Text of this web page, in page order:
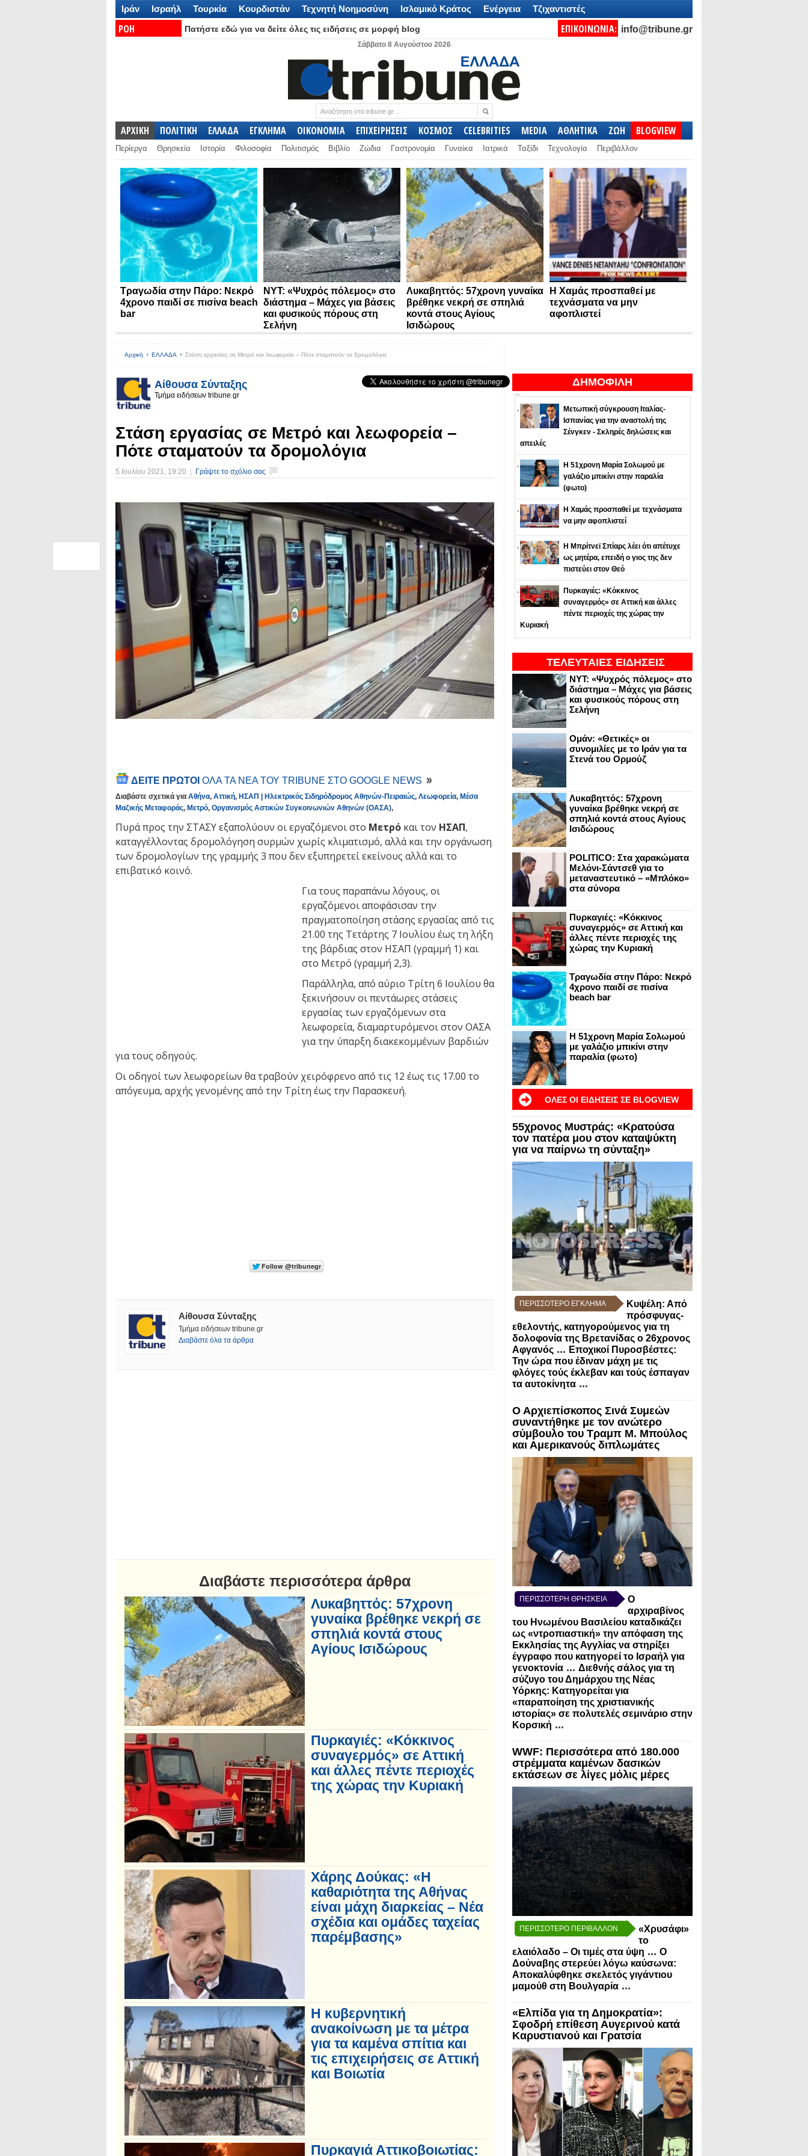
Ιράν Ισραήλ Τουρκία Κουρδιστάν Τεχνητή Νοημοσύνη Ισλαμικό Κράτος Ενέργεια Τζιχαντιστές
ΡΟΗ
Πατήστε εδώ για να δείτε όλες τις ειδήσεις σε μορφή blog ΕΠΙΚΟΙΝΩΝΙΑ: info@tribune.gr
Σάββατο 8 Αυγούστου 2026
ΑΡΧΙΚΗ ΠΟΛΙΤΙΚΗ ΕΛΛΑΔΑ ΕΓΚΛΗΜΑ ΟΙΚΟΝΟΜΙΑ ΕΠΙΧΕΙΡΗΣΕΙΣ ΚΟΣΜΟΣ CELEBRITIES MEDIA ΑΘΛΗΤΙΚΑ ΖΩΗ BLOGVIEW
Περίεργα Θρησκεία Ιστορία Φιλοσοφία Πολιτισμός Βιβλίο Ζώδια Γαστρονομία Γυναίκα Ιατρικά Ταξίδι Τεχνολογία Περιβάλλον
Τραγωδία στην Πάρο: Νεκρό
4χρονο παιδί σε πισίνα beach
bar
NYT: «Ψυχρός πόλεμος» στο
διάστημα – Μάχες για βάσεις
και φυσικούς πόρους στη
Σελήνη
Λυκαβηττός: 57χρονη γυναίκα
βρέθηκε νεκρή σε σπηλιά
κοντά στους Αγίους
Ισιδώρους
Η Χαμάς προσπαθεί με
τεχνάσματα να μην
αφοπλιστεί
ΔΗΜΟΦΙΛΗ
Μετωπική σύγκρουση Ιταλίας-
Ισπανίας για την αναστολή της
Σένγκεν - Σκληρές δηλώσεις και
απειλές
Η 51χρονη Μαρία Σολωμού με
γαλάζιο μπικίνι στην παραλία
(φωτο)
Η Χαμάς προσπαθεί με τεχνάσματα
να μην αφοπλιστεί
Η Μπρίτνεϊ Σπίαρς λέει ότι απέτυχε
ως μητέρα, επειδή ο γιος της δεν
πιστεύει στον Θεό
Πυρκαγιές: «Κόκκινος
συναγερμός» σε Αττική και άλλες
πέντε περιοχές της χώρας την
Κυριακή
ΤΕΛΕΥΤΑΙΕΣ ΕΙΔΗΣΕΙΣ
NYT: «Ψυχρός πόλεμος» στο
διάστημα – Μάχες για βάσεις
και φυσικούς πόρους στη
Σελήνη
Ομάν: «Θετικές» οι
συνομιλίες με το Ιράν για τα
Στενά του Ορμούζ
Λυκαβηττός: 57χρονη
γυναίκα βρέθηκε νεκρή σε
σπηλιά κοντά στους Αγίους
Ισιδώρους
POLITICO: Στα χαρακώματα
Μελόνι-Σάντσεθ για το
μεταναστευτικό – «Μπλόκο»
στα σύνορα
Πυρκαγιές: «Κόκκινος
συναγερμός» σε Αττική και
άλλες πέντε περιοχές της
χώρας την Κυριακή
Τραγωδία στην Πάρο: Νεκρό
4χρονο παιδί σε πισίνα
beach bar
Η 51χρονη Μαρία Σολωμού
με γαλάζιο μπικίνι στην
παραλία (φωτο)
ΟΛΕΣ ΟΙ ΕΙΔΗΣΕΙΣ ΣΕ BLOGVIEW
55χρονος Μυστράς: «Κρατούσα
τον πατέρα μου στον καταψύκτη
για να παίρνω τη σύνταξη»
ΠΕΡΙΣΣΟΤΕΡΟ ΕΓΚΛΗΜΑ
Κυψέλη: Από
πρόσφυγας-
εθελοντής, κατηγορούμενος για τη
δολοφονία της Βρετανίδας ο 26χρονος
Αφγανός ... Εποχικοί Πυροσβέστες:
Την ώρα που έδιναν μάχη με τις
φλόγες τούς έκλεβαν και τούς έσπαγαν
τα αυτοκίνητα ...
Ο Αρχιεπίσκοπος Σινά Συμεών
συναντήθηκε με τον ανώτερο
σύμβουλο του Τραμπ Μ. Μπούλος
και Αμερικανούς διπλωμάτες
ΠΕΡΙΣΣΟΤΕΡΗ ΘΡΗΣΚΕΙΑ
Ο
αρχιραβίνος
του Ηνωμένου Βασιλείου καταδικάζει
ως «ντροπιαστική» την απόφαση της
Εκκλησίας της Αγγλίας να στηρίξει
έγγραφο που κατηγορεί το Ισραήλ για
γενοκτονία ... Διεθνής σάλος για τη
σύζυγο του Δημάρχου της Νέας
Υόρκης: Κατηγορείται για
«παραποίηση της χριστιανικής
ιστορίας» σε πολυτελές σεμινάριο στην
Κορσική ...
WWF: Περισσότερα από 180.000
στρέμματα καμένων δασικών
εκτάσεων σε λίγες μόλις μέρες
ΠΕΡΙΣΣΟΤΕΡΟ ΠΕΡΙΒΑΛΛΟΝ
«Χρυσάφι»
το
ελαιόλαδο – Οι τιμές στα ύψη ... Ο
Δούναβης στερεύει λόγω καύσωνα:
Αποκαλύφθηκε σκελετός γιγάντιου
μαμούθ στη Βουλγαρία ...
«Ελπίδα για τη Δημοκρατία»:
Σφοδρή επίθεση Αυγερινού κατά
Καρυστιανού και Γρατσία
Αρχική ΕΛΛΑΔΑ Στάση εργασίας σε Mετρό και λεωφορεία – Πότε σταματούν τα δρομολόγια
Αίθουσα Σύνταξης
Τμήμα ειδήσεων tribune.gr
Στάση εργασίας σε Mετρό και λεωφορεία –
Πότε σταματούν τα δρομολόγια
5 Ιουλίου 2021, 19:20 Γράψτε το σχόλιο σας
ΔΕΙΤΕ ΠΡΩΤΟΙ ΟΛΑ ΤΑ ΝΕΑ ΤΟΥ TRIBUNE ΣΤΟ GOOGLE NEWS
Διαβάστε σχετικά για Αθήνα, Αττική, ΗΣΑΠ | Ηλεκτρικός Σιδηρόδρομος Αθηνών-Πειραιώς, Λεωφορεία, Μέσα
Μαζικής Μεταφοράς, Μετρό, Οργανισμός Αστικών Συγκοινωνιών Αθηνών (ΟΑΣΑ),
Πυρά προς την ΣΤΑΣΥ εξαπολύουν οι εργαζόμενοι στο Μετρό και τον ΗΣΑΠ,
καταγγέλλοντας δρομολόγηση συρμών χωρίς κλιματισμό, αλλά και την οργάνωση
των δρομολογίων της γραμμής 3 που δεν εξυπηρετεί εκείνους αλλά και το
επιβατικό κοινό.
Για τους παραπάνω λόγους, οι
εργαζόμενοι αποφάσισαν την
πραγματοποίηση στάσης εργασίας από τις
21.00 της Τετάρτης 7 Ιουλίου έως τη λήξη
της βάρδιας στον ΗΣΑΠ (γραμμή 1) και
στο Μετρό (γραμμή 2,3).
Παράλληλα, από αύριο Τρίτη 6 Ιουλίου θα
ξεκινήσουν οι πεντάωρες στάσεις
εργασίας των εργαζόμενων στα
λεωφορεία, διαμαρτυρόμενοι στον ΟΑΣΑ
για την ύπαρξη διακεκομμένων βαρδιών
για τους οδηγούς.
Οι οδηγοί των λεωφορείων θα τραβούν χειρόφρενο από τις 12 έως τις 17.00 το
απόγευμα, αρχής γενομένης από την Τρίτη έως την Παρασκευή.
Αίθουσα Σύνταξης
Τμήμα ειδήσεων tribune.gr
Διαβάστε όλα τα άρθρα
Διαβάστε περισσότερα άρθρα
Λυκαβηττός: 57χρονη
γυναίκα βρέθηκε νεκρή σε
σπηλιά κοντά στους
Αγίους Ισιδώρους
Πυρκαγιές: «Κόκκινος
συναγερμός» σε Αττική
και άλλες πέντε περιοχές
της χώρας την Κυριακή
Χάρης Δούκας: «Η
καθαριότητα της Αθήνας
είναι μάχη διαρκείας – Νέα
σχέδια και ομάδες ταχείας
παρέμβασης»
Η κυβερνητική
ανακοίνωση με τα μέτρα
για τα καμένα σπίτια και
τις επιχειρήσεις σε Αττική
και Βοιωτία
Πυρκαγιά Αττικοβοιωτίας: